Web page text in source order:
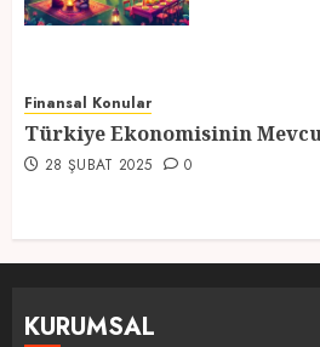
Finansal Konular
Türkiye Ekonomisinin
28 ŞUBAT 2025 0
KURUMSAL